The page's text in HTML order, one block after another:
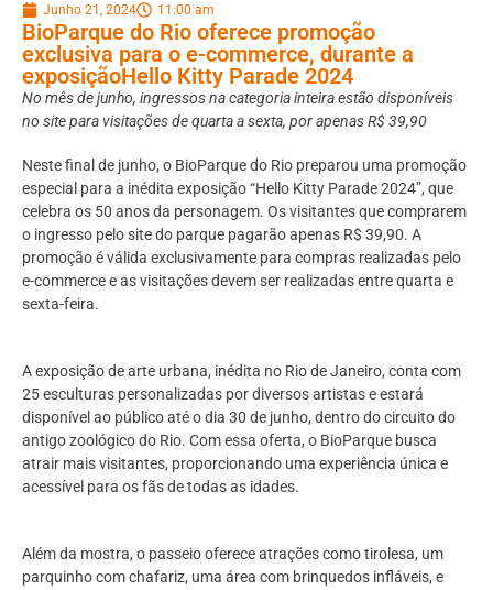
Junho 21, 2024 11:00 am
BioParque do Rio oferece promoção
exclusiva para o e-commerce, durante a
exposiçãoHello Kitty Parade 2024
No mês de junho, ingressos na categoria inteira estão disponíveis
no site para visitações de quarta a sexta, por apenas R$ 39,90
Neste final de junho, o BioParque do Rio preparou uma promoção
especial para a inédita exposição “Hello Kitty Parade 2024”, que
celebra os 50 anos da personagem. Os visitantes que comprarem
o ingresso pelo site do parque pagarão apenas R$ 39,90. A
promoção é válida exclusivamente para compras realizadas pelo
e-commerce e as visitações devem ser realizadas entre quarta e
sexta-feira.
A exposição de arte urbana, inédita no Rio de Janeiro, conta com
25 esculturas personalizadas por diversos artistas e estará
disponível ao público até o dia 30 de junho, dentro do circuito do
antigo zoológico do Rio. Com essa oferta, o BioParque busca
atrair mais visitantes, proporcionando uma experiência única e
acessível para os fãs de todas as idades.
Além da mostra, o passeio oferece atrações como tirolesa, um
parquinho com chafariz, uma área com brinquedos infláveis, e